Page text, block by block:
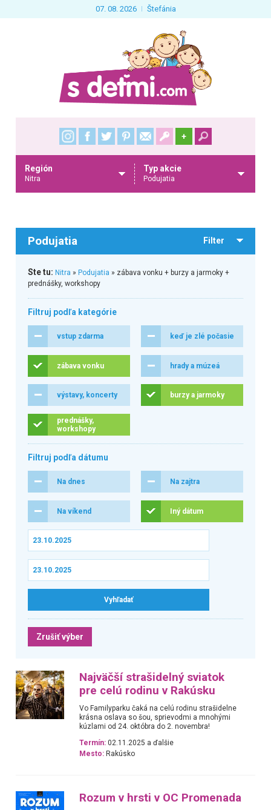
07. 08. 2026 Štefánia
+
Región
Nitra
Typ akcie
Podujatia
Podujatia Filter
Ste tu: Nitra » Podujatia » zábava vonku + burzy a jarmoky +
prednášky, workshopy
Filtruj podľa kategórie
vstup zdarma keď je zlé počasie
zábava vonku hrady a múzeá
výstavy, koncerty burzy a jarmoky
prednášky,
workshopy
Filtruj podľa dátumu
Na dnes Na zajtra
Na víkend Iný dátum
Zrušiť výber
Najväčší strašidelný sviatok
pre celú rodinu v Rakúsku
Vo Familyparku čaká na celú rodinu strašidelne
krásna oslava so šou, sprievodmi a mnohými
kúzlami od 24. októbra do 2. novembra!
Termín: 02.11.2025 a ďalšie
Mesto: Rakúsko
Rozum v hrsti v OC Promenada